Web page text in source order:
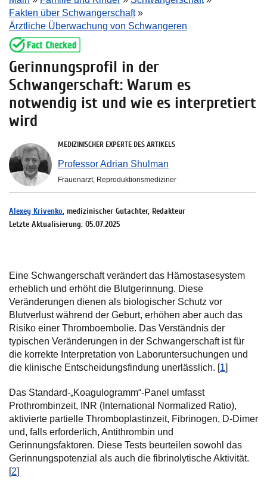
Fakten über Schwangerschaft»
Ärztliche Überwachung von Schwangeren
Gerinnungsprofil in der
Schwangerschaft: Warum es
notwendig ist und wie es interpretiert
wird
MEDIZINISCHER EXPERTE DES ARTIKELS
Professor Adrian Shulman
Frauenarzt, Reproduktionsmediziner
Alexey Krivenko, medizinischer Gutachter, Redakteur
Letzte Aktualisierung: 05.07.2025
Eine Schwangerschaft verändert das Hämostasesystem
erheblich und erhöht die Blutgerinnung. Diese
Veränderungen dienen als biologischer Schutz vor
Blutverlust während der Geburt, erhöhen aber auch das
Risiko einer Thromboembolie. Das Verständnis der
typischen Veränderungen in der Schwangerschaft ist für
die korrekte Interpretation von Laboruntersuchungen und
die klinische Entscheidungsfindung unerlässlich. [1]
Das Standard-„Koagulogramm“-Panel umfasst
Prothrombinzeit, INR (International Normalized Ratio),
aktivierte partielle Thromboplastinzeit, Fibrinogen, D-Dimer
und, falls erforderlich, Antithrombin und
Gerinnungsfaktoren. Diese Tests beurteilen sowohl das
Gerinnungspotenzial als auch die fibrinolytische Aktivität.
[2]